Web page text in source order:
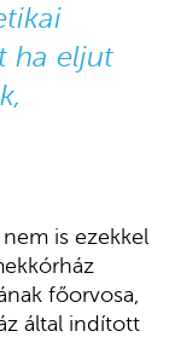
ha eljut
is ezekkel
főorvosa,
által indított